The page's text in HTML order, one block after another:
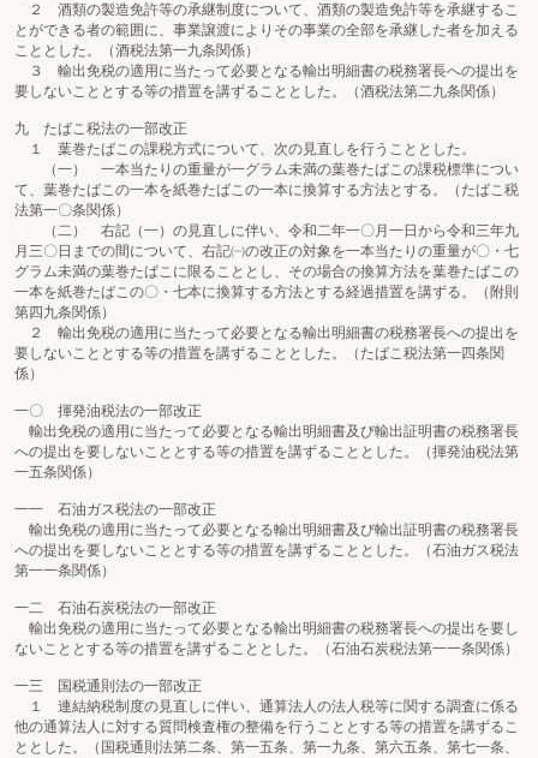
２ 酒類の製造免許等の承継制度について、酒類の製造免許等を承継するこ
とができる者の範囲に、事業譲渡によりその事業の全部を承継した者を加える
こととした。（酒税法第一九条関係）
３ 輸出免税の適用に当たって必要となる輸出明細書の税務署長への提出を
要しないこととする等の措置を講ずることとした。（酒税法第二九条関係）
九 たばこ税法の一部改正
１ 葉巻たばこの課税方式について、次の見直しを行うこととした。
（一） 一本当たりの重量が一グラム未満の葉巻たばこの課税標準につい
て、葉巻たばこの一本を紙巻たばこの一本に換算する方法とする。（たばこ税
法第一〇条関係）
（二） 右記（一）の見直しに伴い、令和二年一〇月一日から令和三年九
月三〇日までの間について、右記㈠の改正の対象を一本当たりの重量が〇・七
グラム未満の葉巻たばこに限ることとし、その場合の換算方法を葉巻たばこの
一本を紙巻たばこの〇・七本に換算する方法とする経過措置を講ずる。（附則
第四九条関係）
２ 輸出免税の適用に当たって必要となる輸出明細書の税務署長への提出を
要しないこととする等の措置を講ずることとした。（たばこ税法第一四条関
係）
一〇 揮発油税法の一部改正
輸出免税の適用に当たって必要となる輸出明細書及び輸出証明書の税務署長
への提出を要しないこととする等の措置を講ずることとした。（揮発油税法第
一五条関係）
一一 石油ガス税法の一部改正
輸出免税の適用に当たって必要となる輸出明細書及び輸出証明書の税務署長
への提出を要しないこととする等の措置を講ずることとした。（石油ガス税法
第一一条関係）
一二 石油石炭税法の一部改正
輸出免税の適用に当たって必要となる輸出明細書の税務署長への提出を要し
ないこととする等の措置を講ずることとした。（石油石炭税法第一一条関係）
一三 国税通則法の一部改正
１ 連結納税制度の見直しに伴い、通算法人の法人税等に関する調査に係る
他の通算法人に対する質問検査権の整備を行うこととする等の措置を講ずるこ
ととした。（国税通則法第二条、第一五条、第一九条、第六五条、第七一条、